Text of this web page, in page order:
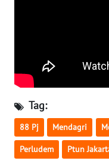
Tag:
88 Pj Mendagri
Perludem Ptun
WN
WN
SULTENG